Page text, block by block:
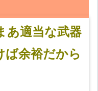
あ適当な武器
ば余裕だから